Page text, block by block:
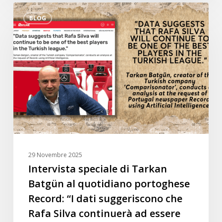
BLOG
Intervista
speciale
di
Tarkan
Batgün
al
quotidiano
portoghese
Record:
“I
dati
continuerà
29 Novembre 2025
Intervista speciale di Tarkan
Batgün al quotidiano portoghese
Record: “I dati suggeriscono che
Rafa Silva continuerà ad essere